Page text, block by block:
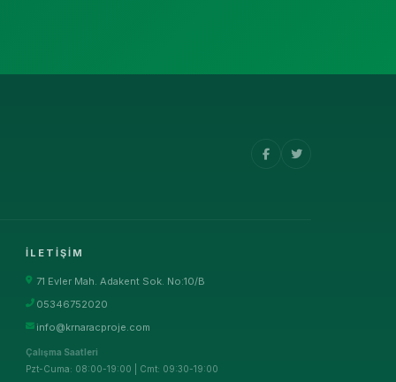
İLETIŞIM
71 Evler Mah. Adakent Sok. No:10/B
05346752020
info@krnaracproje.com
Çalışma Saatleri
Pzt-Cuma: 08:00-19:00 | Cmt: 09:30-19:00